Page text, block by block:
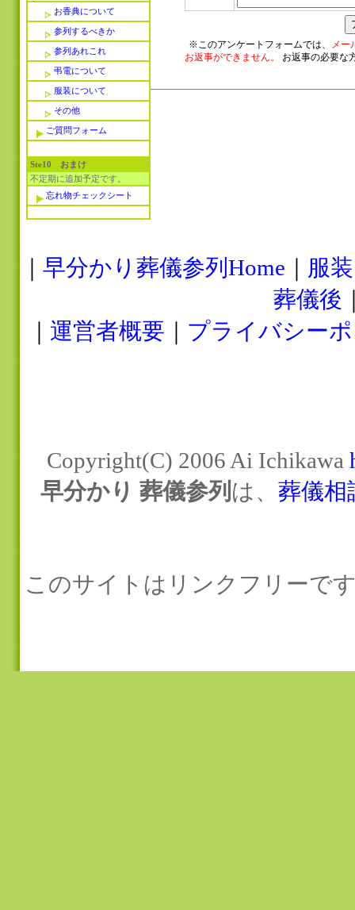
お香典について
参列するべきか
参列あれこれ
弔電について
服装について
その他
ご質問フォーム
Ste10 おまけ
不定期に追加予定です。
忘れ物チェックシート
※このアンケートフォームでは、
メー
お返事ができません。
お返事の必要な
｜ 早分かり葬儀参列Home ｜ 服装
葬儀後
｜ 運営者概要 ｜ プライバシー
Copyright(C) 2006 Ai Ichikawa
早分かり 葬儀参列 は、 葬儀相
このサイトはリンクフリーで